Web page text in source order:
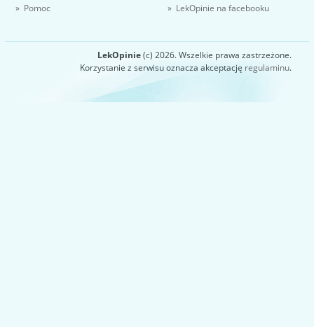
» Pomoc
» LekOpinie na facebooku
LekOpinie(c) 2026. Wszelkie prawa zastrzeżone.
Korzystanie z serwisu oznacza akceptację regulaminu.